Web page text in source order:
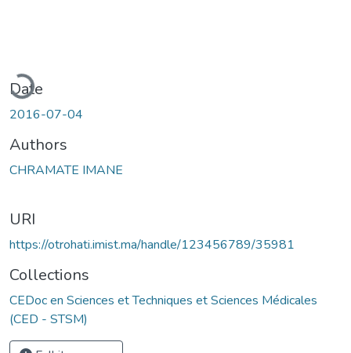
Date
2016-07-04
Authors
CHRAMATE IMANE
URI
https://otrohati.imist.ma/handle/123456789/35981
Collections
CEDoc en Sciences et Techniques et Sciences Médicales
(CED - STSM)